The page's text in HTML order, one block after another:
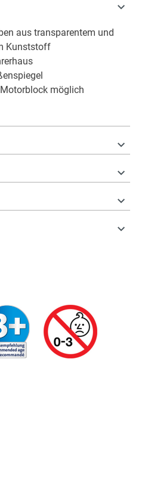
aus transparentem und
Kunststoff
möglich